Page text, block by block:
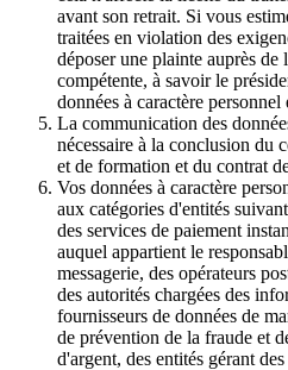
avant son retrait. Si vous
traitées en violation des
déposer une plainte auprès
compétente, à savoir le
données à caractère personnel
La communication des
nécessaire à la conclusion du
et de formation et du contrat
Vos données à caractère
aux catégories d'entités
des services de paiement
auquel appartient le
messagerie, des opérateurs
des autorités chargées des
fournisseurs de données de
de prévention de la fraude et
d'argent, des entités gérant